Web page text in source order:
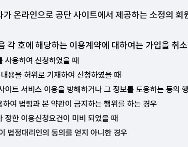
가 온라인으로 공단 사이트에서 제공하는 소정의
각 호에 해당하는 이용계약에 대하여는 가입을 취
사용하여 신청하였을 때
용을 허위로 기재하여 신청하였을 때
이트 서비스 이용을 방해하거나 그 정보를 도용하는 등의
여 법령과 본 약관이 금지하는 행위를 하는 경우
정한 이용신청요건이 미비 되었을 때
법정대리인의 동의를 얻지 아니한 경우